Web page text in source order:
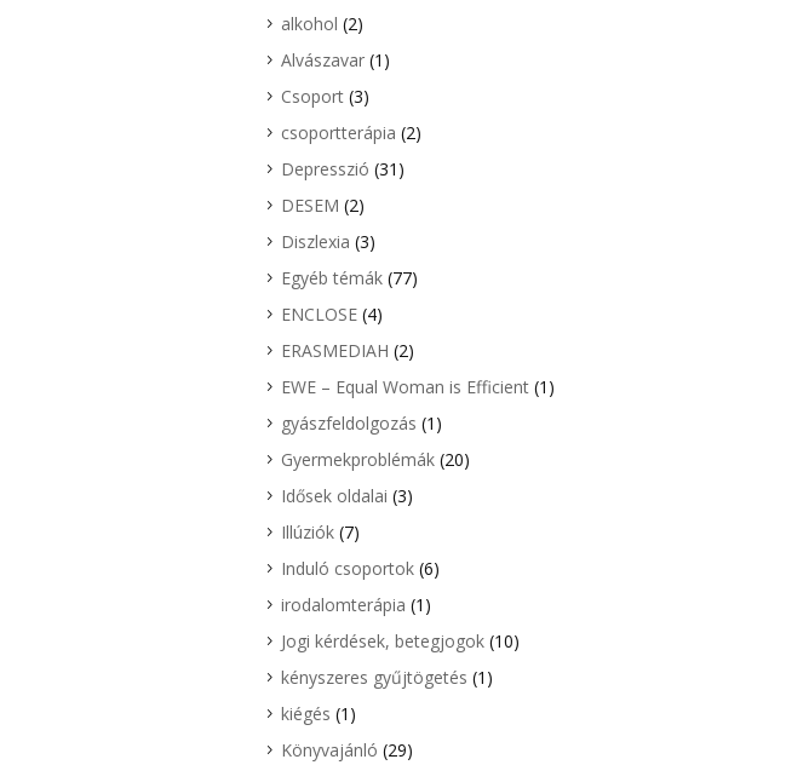
alkohol (2)
Alvászavar(1)
Csoport(3)
csoportterápia (2)
Depresszió (31)
DESEM (2)
Diszlexia (3)
Egyéb témák(77)
ENCLOSE(4)
ERASMEDIAH (2)
EWE – Equal Woman is Efficient(1)
gyászfeldolgozás (1)
Gyermekproblémák(20)
Idősek oldalai (3)
Illúziók(7)
Induló csoportok(6)
irodalomterápia (1)
Jogi kérdések, betegjogok(10)
kényszeres gyűjtögetés (1)
kiégés (1)
Könyvajánló (29)